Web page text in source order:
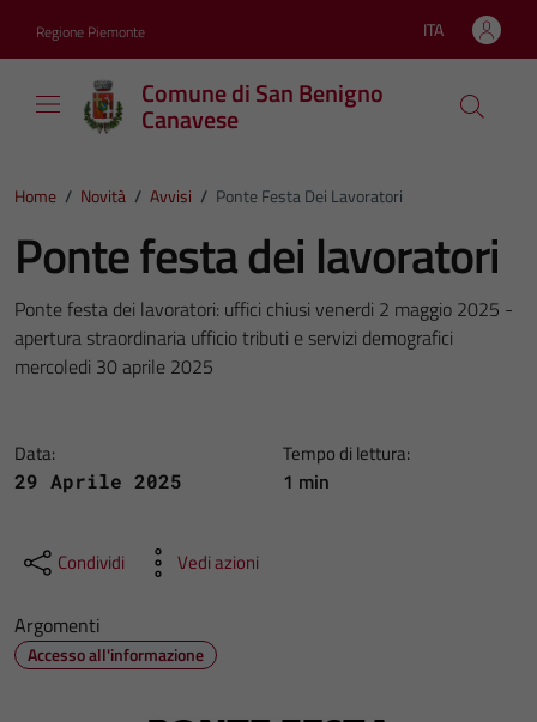
Regione Piemonte Lingua attiva:
ITA
Comune di San Benigno
Canavese
Home / Novità / Avvisi / Ponte Festa Dei Lavoratori
Ponte festa dei lavoratori
Ponte festa dei lavoratori: uffici chiusi venerdi 2 maggio 2025 -
apertura straordinaria ufficio tributi e servizi demografici
mercoledi 30 aprile 2025
Data:
29 Aprile 2025
Tempo di lettura:
1 min
Condividi Vedi azioni
Argomenti
Accesso all'informazione